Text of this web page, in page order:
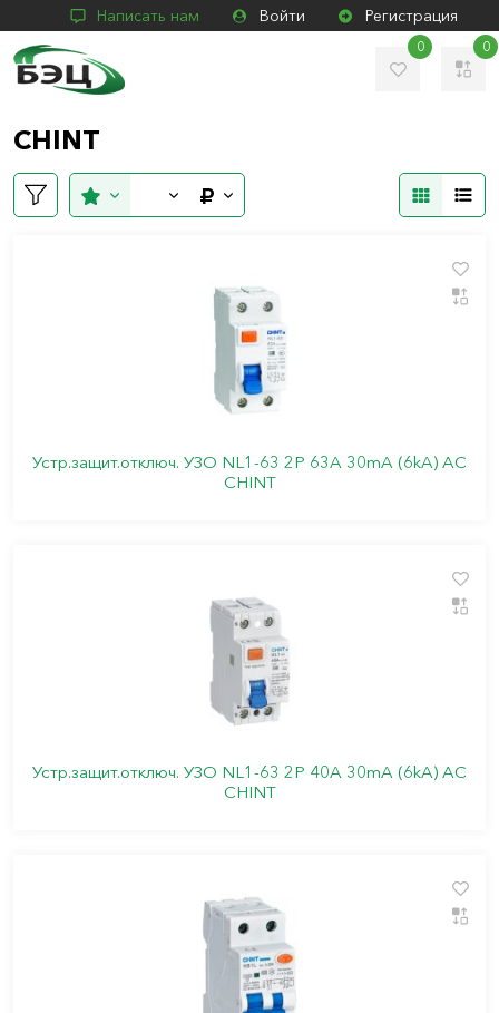
Написать нам Войти Регистрация
0 0
CHINT
Устр.защит.отключ. УЗО NL1-63 2P 63A 30mA (6kA) АС
CHINT
Устр.защит.отключ. УЗО NL1-63 2P 40A 30mA (6kA) АС
CHINT